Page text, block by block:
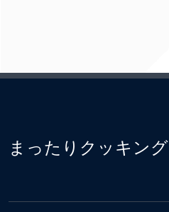
まったりクッキング